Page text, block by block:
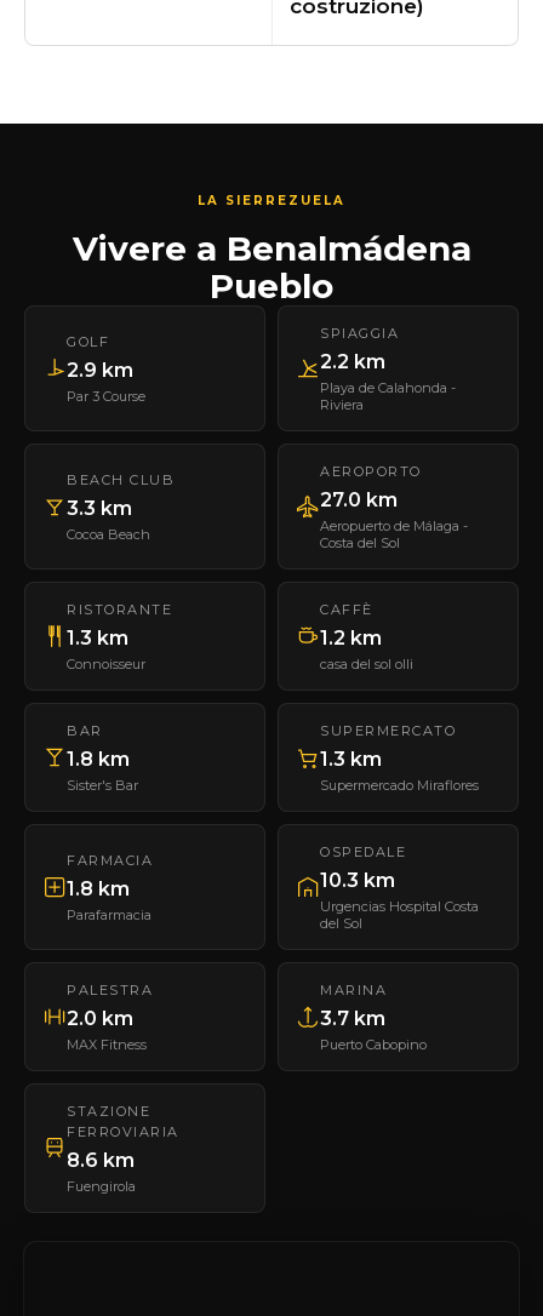
costruzione)
LA SIERREZUELA
Vivere a Benalmádena
Pueblo
GOLF
2.9 km
Par 3 Course
SPIAGGIA
2.2 km
Playa de Calahonda -
Riviera
BEACH CLUB
3.3 km
Cocoa Beach
AEROPORTO
27.0 km
Aeropuerto de Málaga -
Costa del Sol
RISTORANTE
1.3 km
Connoisseur
CAFFÈ
1.2 km
casa del sol olli
BAR
1.8 km
Sister's Bar
SUPERMERCATO
1.3 km
Supermercado Miraflores
FARMACIA
1.8 km
Parafarmacia
OSPEDALE
10.3 km
Urgencias Hospital Costa
del Sol
PALESTRA
2.0 km
MAX Fitness
MARINA
3.7 km
Puerto Cabopino
STAZIONE
FERROVIARIA
8.6 km
Fuengirola